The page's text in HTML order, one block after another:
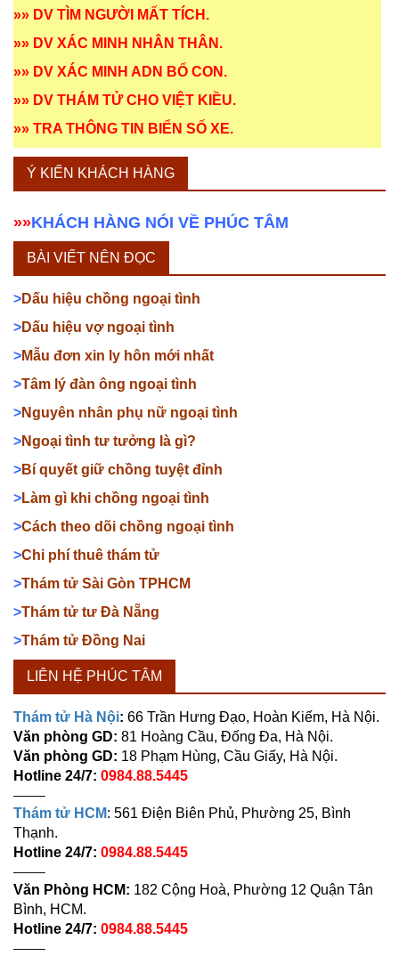
»» DV TÌM NGƯỜI MẤT TÍCH .
»» DV XÁC MINH NHÂN THÂN .
»» DV XÁC MINH ADN BỐ CON .
»» DV THÁM TỬ CHO VIỆT KIỀU.
»» TRA THÔNG TIN BIỂN SỐ XE.
Ý KIẾN KHÁCH HÀNG
»»KHÁCH HÀNG NÓI VỀ PHÚC TÂM
BÀI VIẾT NÊN ĐỌC
>Dấu hiệu chồng ngoại tình
>Dấu hiệu vợ ngoại tình
>Mẫu đơn xin ly hôn mới nhất
>Tâm lý đàn ông ngoại tình
>Nguyên nhân phụ nữ ngoại tình
>Ngoại tình tư tưởng là gì?
>Bí quyết giữ chồng tuyệt đỉnh
>Làm gì khi chồng ngoại tình
>Cách theo dõi chồng ngoại tình
>Chi phí thuê thám tử
>Thám tử Sài Gòn TPHCM
>Thám tử tư Đà Nẵng
>Thám tử Đồng Nai
LIÊN HỆ PHÚC TÂM
Thám tử Hà Nội: 66 Trần Hưng Đạo, Hoàn Kiếm, Hà Nội.
Văn phòng GD: 81 Hoàng Cầu, Đống Đa, Hà Nội.
Văn phòng GD: 18 Phạm Hùng, Cầu Giấy, Hà Nội.
Hotline 24/7: 0984.88.5445
——–
Thám tử HCM: 561 Điện Biên Phủ, Phường 25, Bình
Thạnh.
Hotline 24/7: 0984.88.5445
——–
Văn Phòng HCM: 182 Cộng Hoà, Phường 12 Quận Tân
Bình, HCM.
Hotline 24/7: 0984.88.5445
——–